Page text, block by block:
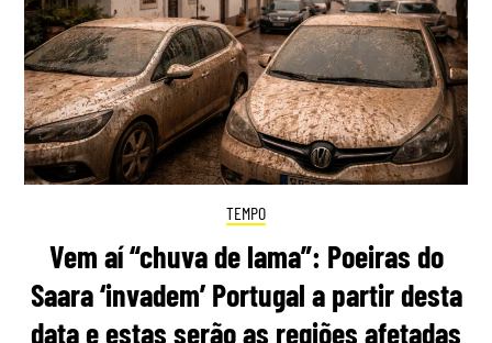
TEMPO
Vem aí “chuva de lama”: Poeiras do
Saara ‘invadem’ Portugal a partir desta
data e estas serão as regiões afetadas